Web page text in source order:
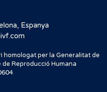
Espanya
homologat per la Generalitat de
Reproducció Humana